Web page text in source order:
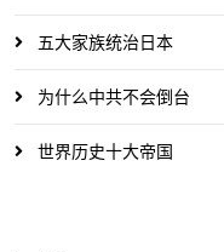
五大家族统治日本
为什么中共不会倒台
世界历史十大帝国